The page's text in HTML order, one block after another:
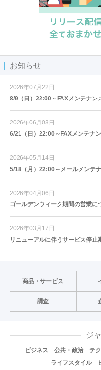
お知らせ
2026年07月22日
8/9（日）22:00～FAXメンテナン
2026年06月03日
6/21（日）22:00～FAXメンテナ
2026年05月14日
5/18（月）22:00～メールメンテ
2026年04月06日
ゴールデンウィーク期間の営業に
2026年03月17日
リニューアルに伴うサービス停
商品・サービス
調査
ジ
ビジネス 公共・政治 テ
ライフスタイル